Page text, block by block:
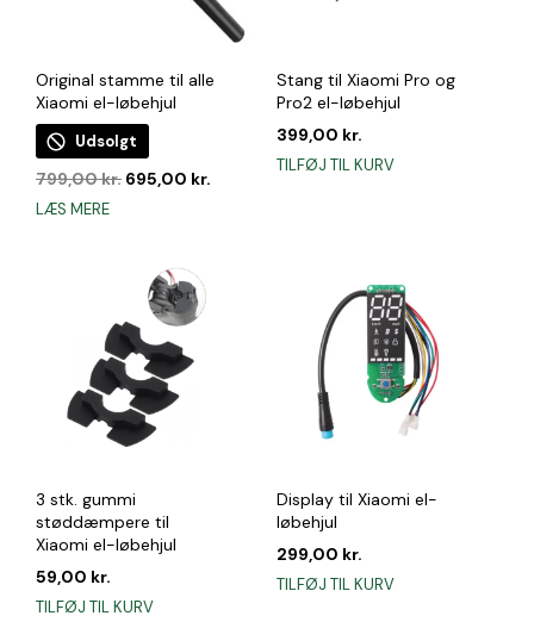
Original stamme til alle
Xiaomi el-løbehjul
Udsolgt
799,00kr. Den
799,00 kr..
695,00 kr.
LÆS MERE
Stang til Xiaomi Pro og
Pro2 el-løbehjul
399,00 kr.
TILFØJ TIL KURV
3 stk. gummi
støddæmpere til
Xiaomi el-løbehjul
59,00 kr.
TILFØJ TIL KURV
Display til Xiaomi el-
løbehjul
299,00 kr.
TILFØJ TIL KURV